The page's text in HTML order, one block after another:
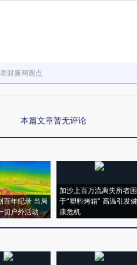
财新网观点
本篇文章暂无评论
百年纪录 当局
切户外活动
加沙上百万流离失所者困
于“塑料烤箱” 高温引发健
康危机